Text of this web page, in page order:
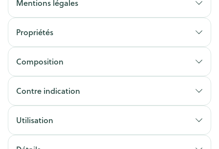
Mentions légales
Propriétés
Composition
Contre indication
Utilisation